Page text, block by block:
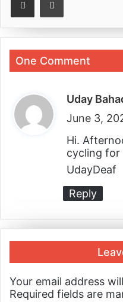
One Comment
Uday
June 3,
Hi.
cycling for
UdayDeaf
Reply
Your email address
Required fields are